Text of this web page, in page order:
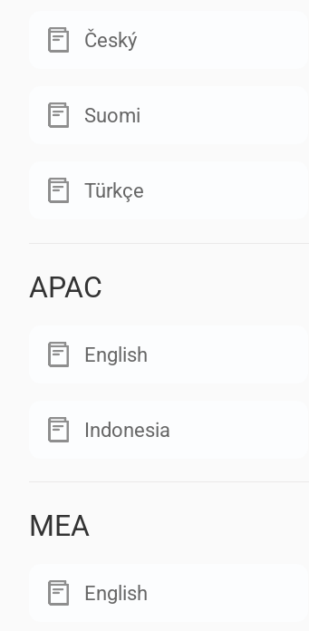
Český
Suomi
Türkçe
APAC
English
Indonesia
MEA
English